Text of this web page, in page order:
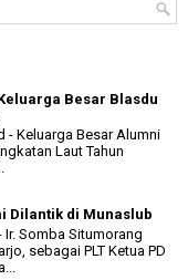
Besar Blasdu
- Keluarga Besar Alumni
Laut Tahun
Dilantik di Munaslub
Ir. Somba Situmorang
sebagai PLT Ketua PD